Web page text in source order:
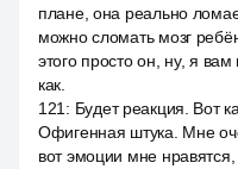
плане, она реально
можно сломать мозг
этого просто он, ну, я вам
как.
121 : Будет реакция. Вот
Офигенная штука. Мне
вот эмоции мне нравятся,